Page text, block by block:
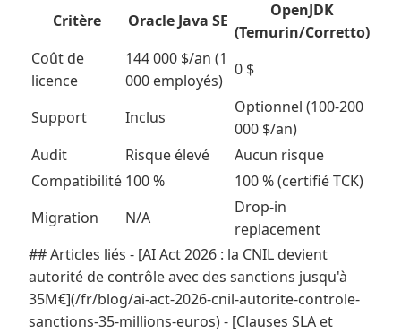
Critère
Oracle Java SE
OpenJDK
(Temurin/Corretto)
Coût de
licence
144 000 $/an (1
000 employés)
0 $
Support Inclus
Optionnel (100-200
000 $/an)
Audit
Risque élevé
Aucun risque
Compatibilité 100 %
100 % (certifié TCK)
Migration
N/A
Drop-in
replacement
## Articles liés - [AI Act 2026 : la CNIL devient
autorité de contrôle avec des sanctions jusqu'à
35M€](/fr/blog/ai-act-2026-cnil-autorite-controle-
sanctions-35-millions-euros) - [Clauses SLA et